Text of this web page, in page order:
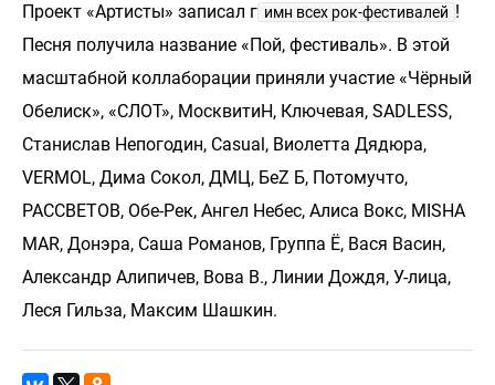
Проект «Артисты» записал г имн всех рок-фестивалей !
Песня получила название «Пой, фестиваль». В этой
масштабной коллаборации приняли участие «Чёрный
Обелиск», «СЛОТ», МосквитиН, Ключевая, SADLESS,
Станислав Непогодин, Casual, Виолетта Дядюра,
VERMOL, Дима Сокол, ДМЦ, БеZ Б, Потомучто,
РАССВЕТОВ, Обе-Рек, Ангел Небес, Алиса Вокс, MISHA
MAR, Донэра, Саша Романов, Группа Ё, Вася Васин,
Александр Алипичев, Вова В., Линии Дождя, У-лица,
Леся Гильза, Максим Шашкин.